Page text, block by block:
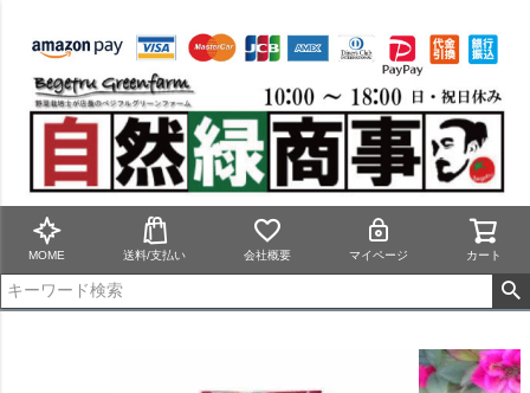
MOME 送料/支払い 会社概要 マイページ カート